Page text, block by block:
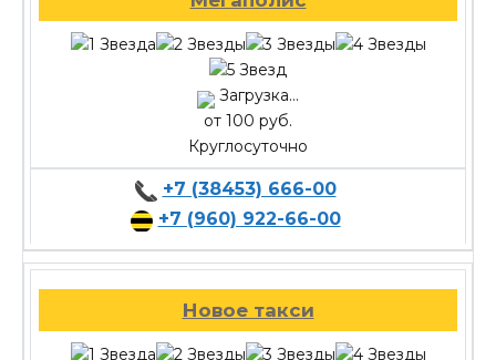
Загрузка...
от 100 руб.
Круглосуточно
+7 (38453) 666-00
+7 (960) 922-66-00
Новое такси